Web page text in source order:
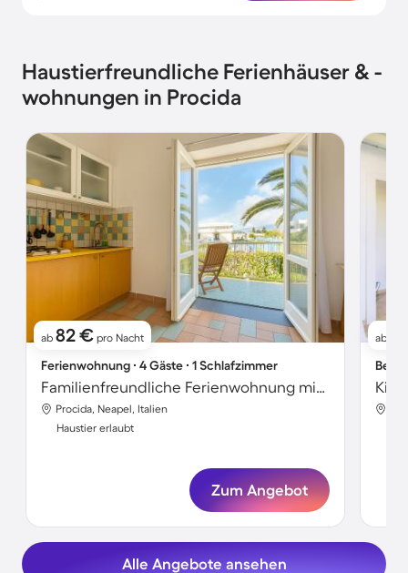
Haustierfreundliche Ferienhäuser & -
wohnungen in Procida
ab 82 € pro Nacht
Ferienwohnung ∙ 4 Gäste ∙ 1 Schlafzimmer
Familienfreundliche Ferienwohnung mit Terrasse | Strand in der Nähe | Hunde erlaubt
Procida, Neapel, Italien
Haustier erlaubt
Zum Angebot
ab
Bed
Alle Angebote ansehen